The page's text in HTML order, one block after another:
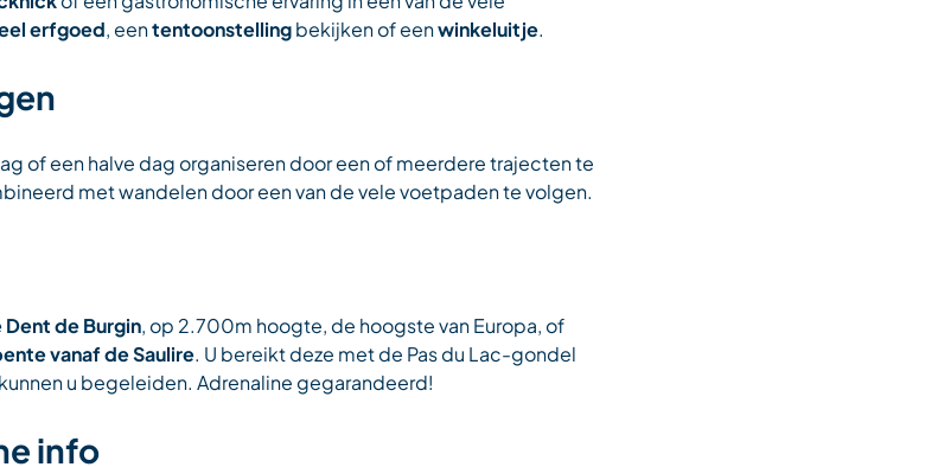
erfgoed, eententoonstellingbekijken of eenwinkeluitje.
of een halve dag organiseren door een of meerdere trajecten te
met wandelen door een van de vele voetpaden te volgen.
Dent de Burgin, op 2.700m hoogte, de hoogste van Europa, of
vanaf de Saulire. U bereikt deze met de Pas du Lac-gondel
u begeleiden. Adrenaline gegarandeerd!
info